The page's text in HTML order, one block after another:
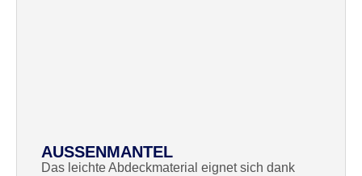
AUSSENMANTEL
Das leichte Abdeckmaterial eignet sich dank